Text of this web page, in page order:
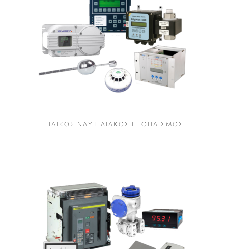
Ε Ι Δ Ι Κ Ο Σ Ν Α Υ Τ Ι Λ Ι Α Κ Ο Σ Ε Ξ Ο Π Λ Ι Σ Μ Ο Σ